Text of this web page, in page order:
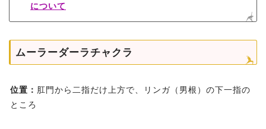
について
ムーラーダーラチャクラ
位置： 肛門から二指だけ上方で、リンガ（男根）の下一指の
ところ